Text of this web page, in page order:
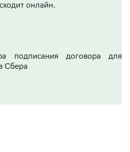
онлайн.
подписания договора для
Сбера